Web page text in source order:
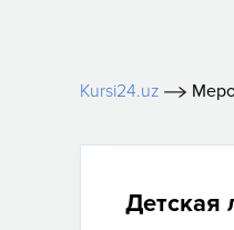
Kursi24.uz
Детская